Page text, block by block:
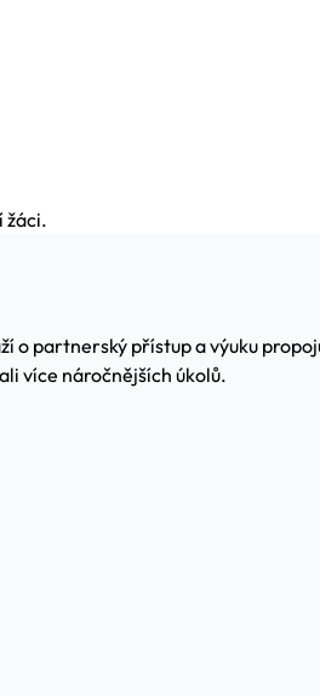
žáci.
partnerský přístup a výuku
více náročnějších úkolů.